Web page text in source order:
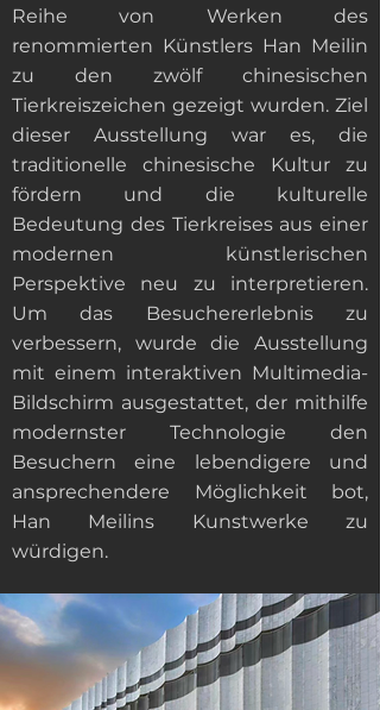
Reihe von Werken des
renommierten Künstlers Han Meilin
zu den zwölf chinesischen
Tierkreiszeichen gezeigt wurden. Ziel
dieser Ausstellung war es, die
traditionelle chinesische Kultur zu
fördern und die kulturelle
Bedeutung des Tierkreises aus einer
modernen künstlerischen
Perspektive neu zu interpretieren.
Um das Besuchererlebnis zu
verbessern, wurde die Ausstellung
mit einem interaktiven Multimedia-
Bildschirm ausgestattet, der mithilfe
modernster Technologie den
Besuchern eine lebendigere und
ansprechendere Möglichkeit bot,
Han Meilins Kunstwerke zu
würdigen.